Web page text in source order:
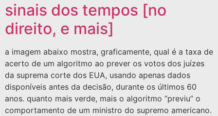
sinais dos tempos [no
direito, e mais]
a imagem abaixo mostra, graficamente, qual é a taxa de
acerto de um algoritmo ao prever os votos dos juízes
da suprema corte dos EUA, usando apenas dados
disponíveis antes da decisão, durante os últimos 60
anos. quanto mais verde, mais o algoritmo “previu” o
comportamento de um ministro do supremo americano.